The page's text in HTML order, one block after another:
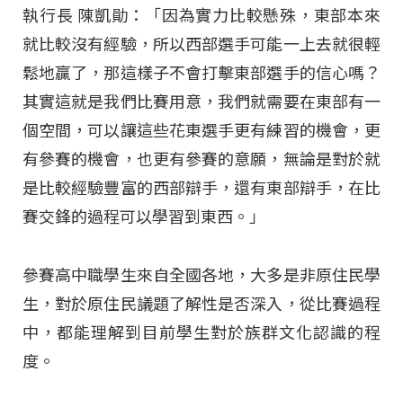
執行長 陳凱勛：「因為實力比較懸殊，東部本來
就比較沒有經驗，所以西部選手可能一上去就很輕
鬆地贏了，那這樣子不會打擊東部選手的信心嗎？
其實這就是我們比賽用意，我們就需要在東部有一
個空間，可以讓這些花東選手更有練習的機會，更
有參賽的機會，也更有參賽的意願，無論是對於就
是比較經驗豐富的西部辯手，還有東部辯手，在比
賽交鋒的過程可以學習到東西。」
參賽高中職學生來自全國各地，大多是非原住民學
生，對於原住民議題了解性是否深入，從比賽過程
中，都能理解到目前學生對於族群文化認識的程
度。